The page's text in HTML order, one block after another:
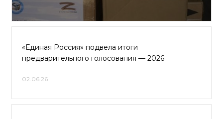
«Единая Россия» подвела итоги
предварительного голосования — 2026
02.06.26